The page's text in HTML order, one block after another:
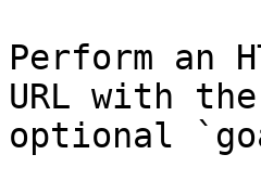
Perform an
URL with
optional